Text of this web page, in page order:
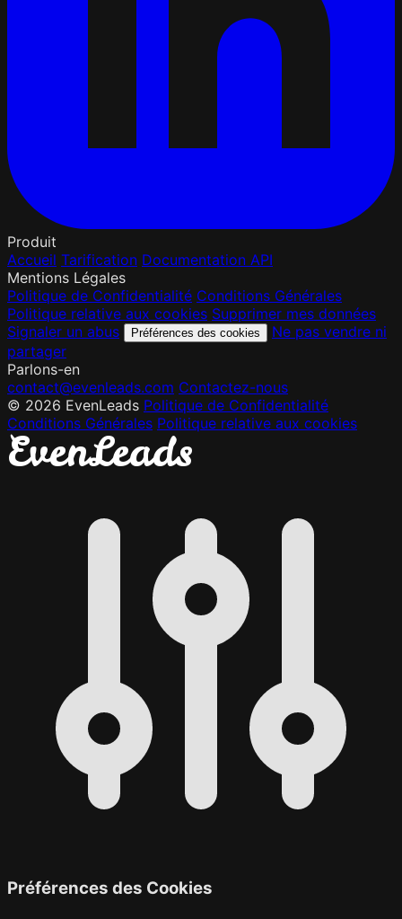
Produit
Accueil Tarification Documentation API
Mentions Légales
Politique de Confidentialité Conditions Générales
Politique relative aux cookies Supprimer mes données
Signaler un abus
Préférences des cookies
Ne pas vendre ni
partager
Parlons-en
contact@evenleads.com Contactez-nous
© 2026 EvenLeads Politique de Confidentialité
Conditions Générales Politique relative aux cookies
EvenLeads
Préférences des Cookies